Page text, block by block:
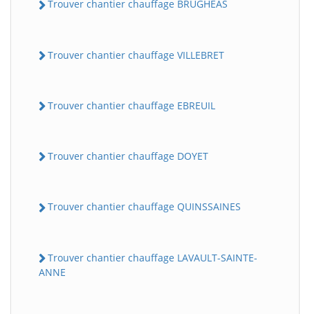
Trouver chantier chauffage BRUGHEAS
Trouver chantier chauffage VILLEBRET
Trouver chantier chauffage EBREUIL
Trouver chantier chauffage DOYET
Trouver chantier chauffage QUINSSAINES
Trouver chantier chauffage LAVAULT-SAINTE-
ANNE